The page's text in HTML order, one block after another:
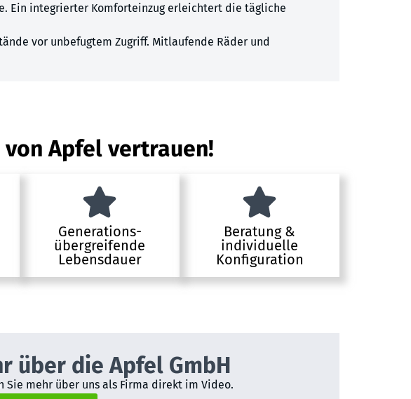
Ein integrierter Komforteinzug erleichtert die tägliche
vor unbefugtem Zugriff. Mitlaufende Räder und
Apfel vertrauen!
Generations-
übergreifende
Lebensdauer
Beratung &
individuelle
Konfiguration
über die Apfel GmbH
Sie mehr über uns als Firma direkt im Video.